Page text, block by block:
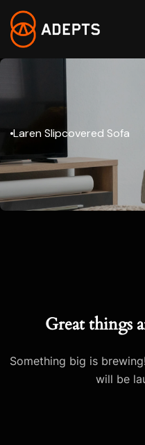
Laren Slipcovered Sofa
Great things
Something big is
will be